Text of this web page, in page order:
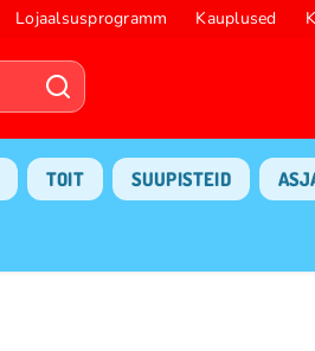
Lojaalsusprogramm Kauplused
TOIT SUUPISTEID